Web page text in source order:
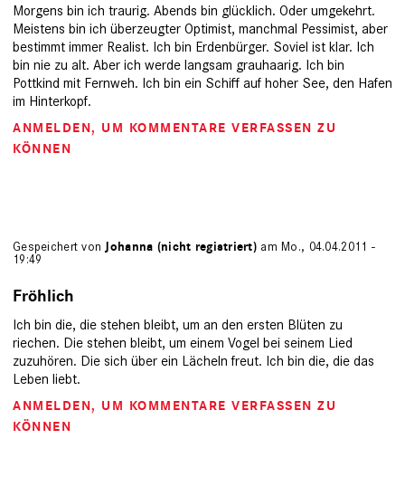
Morgens bin ich traurig. Abends bin glücklich. Oder umgekehrt.
Meistens bin ich überzeugter Optimist, manchmal Pessimist, aber
bestimmt immer Realist. Ich bin Erdenbürger. Soviel ist klar. Ich
bin nie zu alt. Aber ich werde langsam grauhaarig. Ich bin
Pottkind mit Fernweh. Ich bin ein Schiff auf hoher See, den Hafen
im Hinterkopf.
ANMELDEN, UM KOMMENTARE VERFASSEN ZU
KÖNNEN
Gespeichert von Johanna (nicht registriert) am Mo., 04.04.2011 -
19:49
Fröhlich
Ich bin die, die stehen bleibt, um an den ersten Blüten zu
riechen. Die stehen bleibt, um einem Vogel bei seinem Lied
zuzuhören. Die sich über ein Lächeln freut. Ich bin die, die das
Leben liebt.
ANMELDEN, UM KOMMENTARE VERFASSEN ZU
KÖNNEN